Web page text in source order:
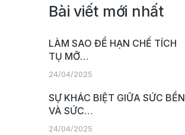
Bài viết mới nhất
LÀM SAO ĐỂ HẠN CHẾ TÍCH
TỤ MỠ…
24/04/2025
SỰ KHÁC BIỆT GIỮA SỨC BỀN
VÀ SỨC…
24/04/2025